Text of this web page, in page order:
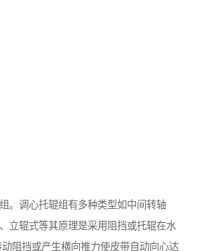
。调心托辊组有多种类型如中间转轴
立辊式等其原理是采用阻挡或托辊在水
阻挡或产生横向推力使皮带自动向心达